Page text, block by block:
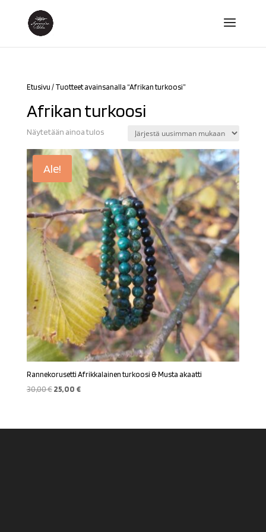
Etusivu / Tuotteet avainsanalla “Afrikan turkoosi”
Afrikan turkoosi
Näytetään ainoa tulos
Ale!
Rannekorusetti Afrikkalainen turkoosi & Musta akaatti
30,00€ Alkuperäinen
30,00 €.
25,00 €Nykyinen
25,00 €.